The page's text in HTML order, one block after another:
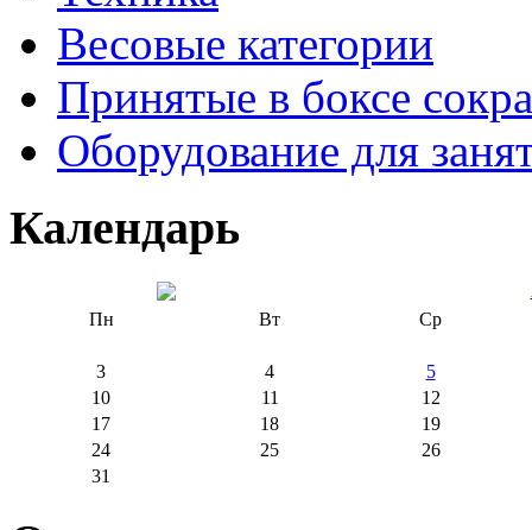
Весовые категории
Принятые в боксе
Оборудование для
Календарь
Пн
Вт Ср
3 4
5
10
11
12
17
18
19
24
25
26
31